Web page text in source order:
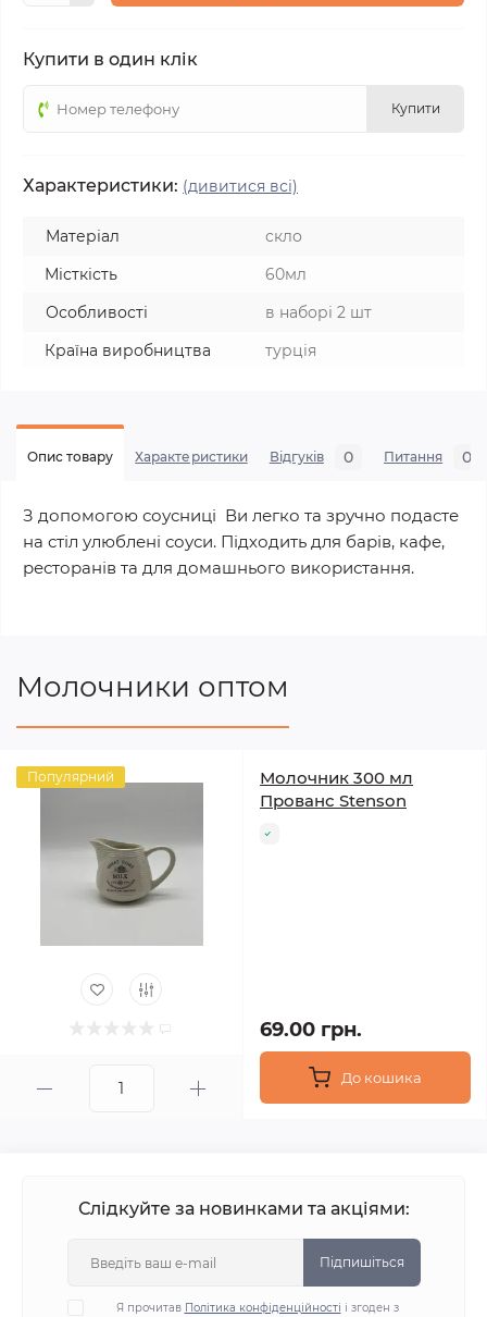
Купити в один клік
Купити
Характеристики: (дивитися всі)
Матеріал
скло
Місткість
60мл
Особливості
в наборі 2 шт
Країна виробництва
турція
Опис товару Характеристики Відгуків 0 Питання 0
З допомогою соусниці Ви легко та зручно подасте
на стіл улюблені соуси. Підходить для барів, кафе,
ресторанів та для домашнього використання.
Молочники оптом
Популярний
Молочник 300 мл
Прованс Stenson
69.00 грн.
До кошика
Слідкуйте за новинками та акціями:
Підпишіться
Я прочитав Політика конфіденційності і згоден з